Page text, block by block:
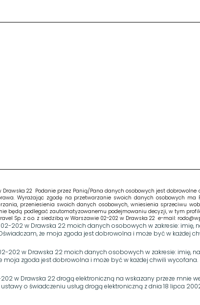
22 Podanie przez Panią/Pana danych osobowych jest
Wyrażając zgodę na przetwarzanie swoich danych osobowych
przeniesienia swoich danych osobowych, wniesienia sprzeciwu
będą podlegać zautomatyzowanemu podejmowaniu decyzji, w tym
Sp. z o.o. z siedzibą w Warszawie 02-202 w Drawska 22 e-mail:
202 w Drawska 22 moich danych osobowych w zakresie:
że moja zgoda jest dobrowolna i może być w każdej
202 w Drawska 22 moich danych osobowych w zakresie: imię,
moja zgoda jest dobrowolna i może być w każdej chwili wycofana.
w Drawska 22 drogą elektroniczną na wskazany przeze mnie
o świadczeniu usług drogą elektroniczną z dnia 18 lipca 2002